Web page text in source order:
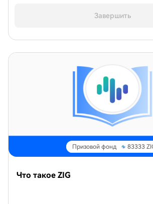
Завершить
Призовой фонд 83333
Что такое ZIG